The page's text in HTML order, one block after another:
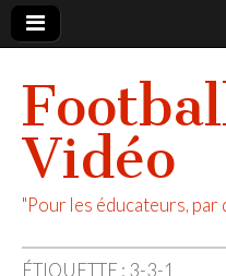
Vidéo
"Pour les éducateurs, par
ÉTIQUETTE : 3-3-1